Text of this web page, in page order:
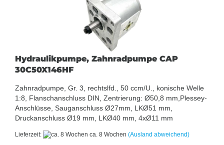
Hydraulikpumpe, Zahnradpumpe CAP
30C50X146HF
Zahnradpumpe, Gr. 3, rechtslfd., 50 ccm/U., konische Welle
1:8, Flanschanschluss DIN, Zentrierung: Ø50,8 mm,Plessey-
Anschlüsse, Sauganschluss Ø27mm, LKØ51 mm,
Druckanschluss Ø19 mm, LKØ40 mm, 4xØ11 mm
Lieferzeit: ca. 8 Wochen (Ausland abweichend)